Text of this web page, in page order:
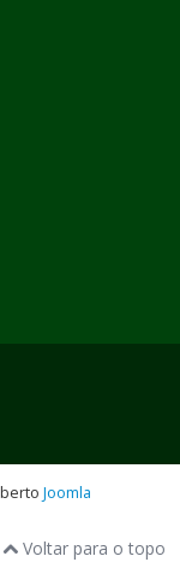
Joomla
Voltar para o topo